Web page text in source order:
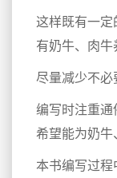
这样既有一定
有奶牛、肉牛
尽量减少不必
编写时注重通
希望能为奶牛
本书编写过程